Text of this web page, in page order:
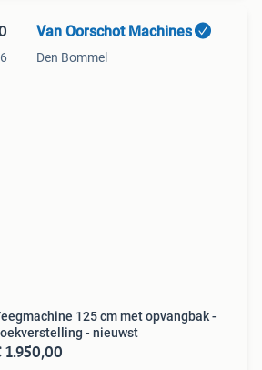
Van Oorschot Machines
Den Bommel
125 cm met opvangbak -
- nieuwst
1.950,00